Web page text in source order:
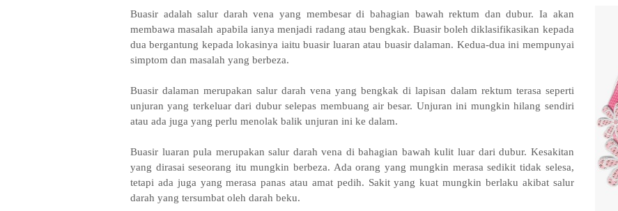
Buasir adalah salur darah vena yang membesar di bahagian bawah rektum dan dubur. Ia akan
membawa masalah apabila ianya menjadi radang atau bengkak. Buasir boleh diklasifikasikan kepada
dua bergantung kepada lokasinya iaitu buasir luaran atau buasir dalaman. Kedua-dua ini mempunyai
simptom dan masalah yang berbeza.
Buasir dalaman merupakan salur darah vena yang bengkak di lapisan dalam rektum terasa seperti
unjuran yang terkeluar dari dubur selepas membuang air besar. Unjuran ini mungkin hilang sendiri
atau ada juga yang perlu menolak balik unjuran ini ke dalam.
Buasir luaran pula merupakan salur darah vena di bahagian bawah kulit luar dari dubur. Kesakitan
yang dirasai seseorang itu mungkin berbeza. Ada orang yang mungkin merasa sedikit tidak selesa,
tetapi ada juga yang merasa panas atau amat pedih. Sakit yang kuat mungkin berlaku akibat salur
darah yang tersumbat oleh darah beku.